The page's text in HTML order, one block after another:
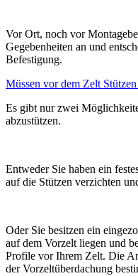
Vor Ort, noch vor
Gegebenheiten an und
Befestigung.
Müssen vor dem Zelt
Es gibt nur zwei
abzustützen.
Entweder Sie haben ein
auf die Stützen verzichten
Oder Sie besitzen ein
auf dem Vorzelt liegen und
Profile vor Ihrem Zelt. Die
der Vorzeltüberdachung